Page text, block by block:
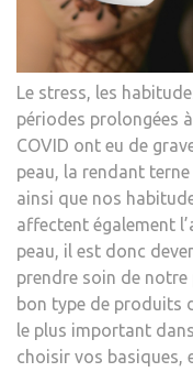
Le stress, les
périodes prolongées
COVID ont eu de
peau, la rendant
ainsi que nos
affectent également
peau, il est donc
prendre soin de notre
bon type de produits
le plus important
choisir vos basiques,